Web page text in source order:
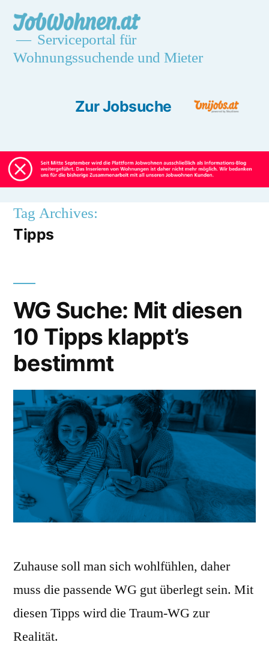
Skip
content
jobwohnen.at
Serviceportal für
Wohnungssuchende und Mieter
Zur Jobsuche Unijobs.at
Tag Archives:
Tipps
WG Suche: Mit diesen
10 Tipps klappt’s
bestimmt
Zuhause soll man sich wohlfühlen, daher
muss die passende WG gut überlegt sein. Mit
diesen Tipps wird die Traum-WG zur
Realität.